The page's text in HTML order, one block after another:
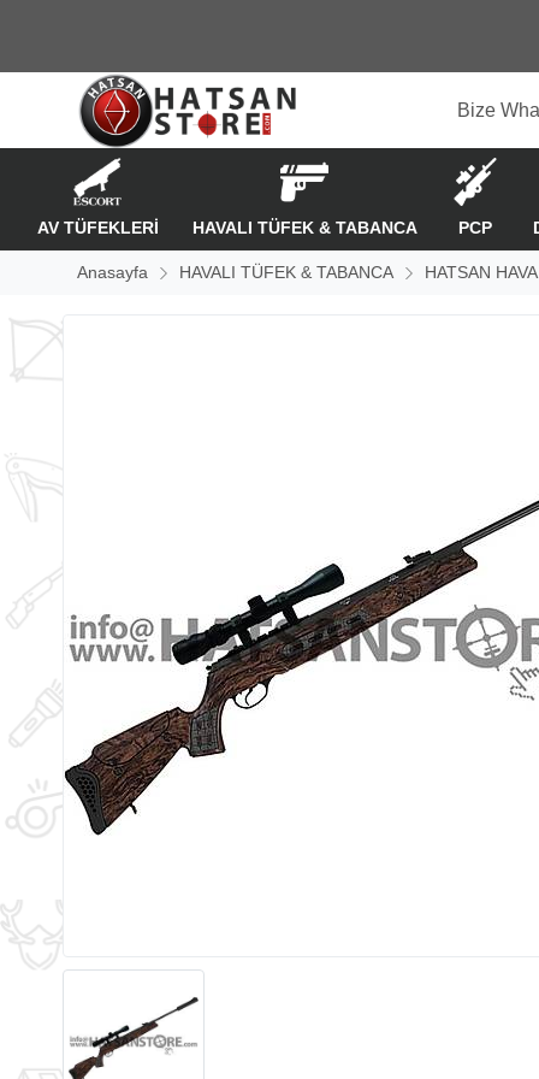
Bize
AV TÜFEKLERİ HAVALI TÜFEK & TABANCA PCP
Anasayfa HAVALI TÜFEK & TABANCA HATSAN